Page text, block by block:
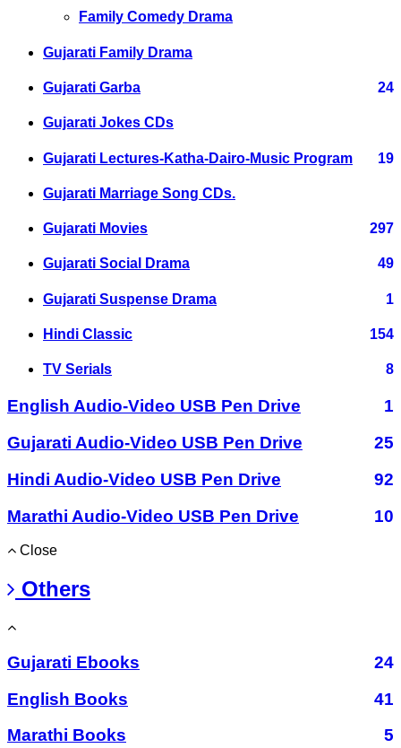
Family Comedy Drama
Gujarati Family Drama
Gujarati Garba 24
Gujarati Jokes CDs
Gujarati Lectures-Katha-Dairo-Music Program 19
Gujarati Marriage Song CDs.
Gujarati Movies 297
Gujarati Social Drama 49
Gujarati Suspense Drama 1
Hindi Classic 154
TV Serials 8
English Audio-Video USB Pen Drive
1
Gujarati Audio-Video USB Pen Drive
25
Hindi Audio-Video USB Pen Drive
92
Marathi Audio-Video USB Pen Drive
10
Close
Others
Gujarati Ebooks
24
English Books
41
Marathi Books
5